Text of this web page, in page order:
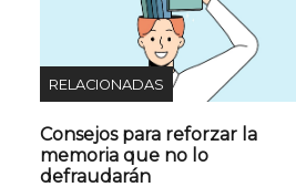
RELACIONADAS
Consejos para reforzar la
memoria que no lo
defraudarán